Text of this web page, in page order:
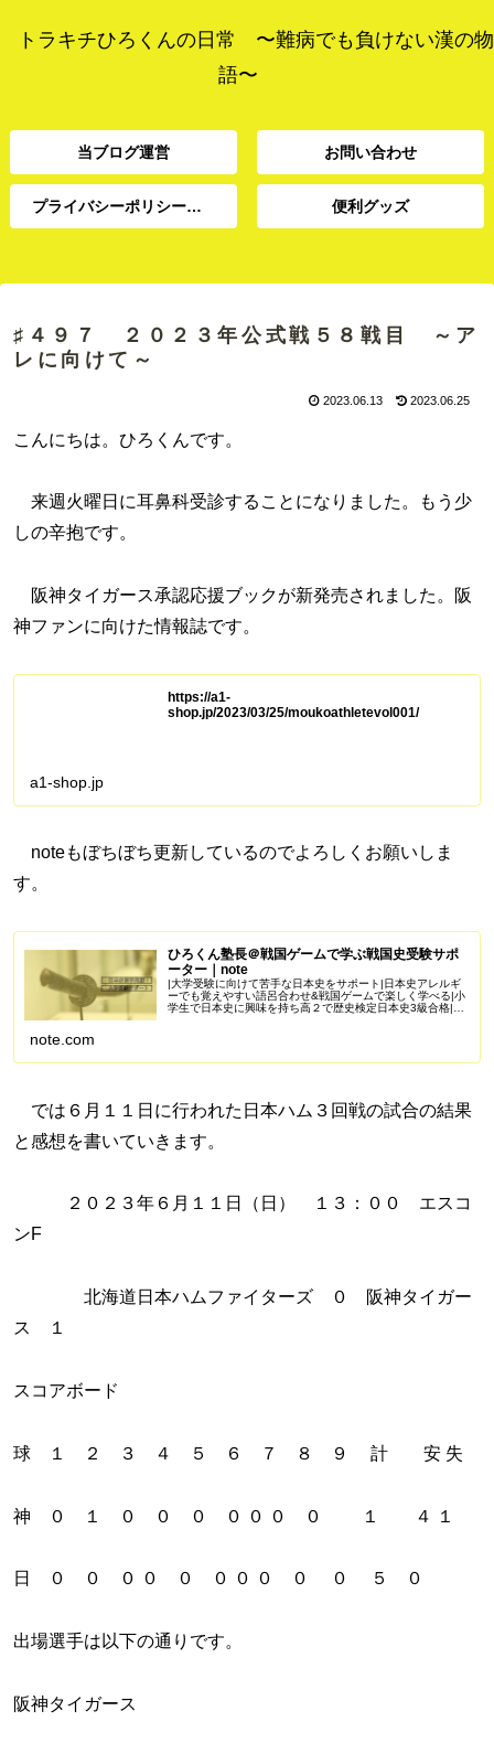
トラキチひろくんの日常 〜難病でも負けない漢の物
語〜
当ブログ運営 お問い合わせ
プライバシーポリシー、免責事項 便利グッズ
♯４９７ ２０２３年公式戦５８戦目 ～ア
レに向けて～
2023.06.13 2023.06.25
こんにちは。ひろくんです。
来週火曜日に耳鼻科受診することになりました。もう少
しの辛抱です。
阪神タイガース承認応援ブックが新発売されました。阪
神ファンに向けた情報誌です。
https://a1-
shop.jp/2023/03/25/moukoathletevol001/
a1-shop.jp
noteもぼちぼち更新しているのでよろしくお願いしま
す。
ひろくん塾長＠戦国ゲームで学ぶ戦国史受験サポ
ーター｜note
|大学受験に向けて苦手な日本史をサポート|日本史アレルギ
ーでも覚えやすい語呂合わせ&戦国ゲームで楽しく学べる|小
学生で日本史に興味を持ち高２で歴史検定日本史3級合格|苦
note.com
では６月１１日に行われた日本ハム３回戦の試合の結果
と感想を書いていきます。
２０２３年６月１１日（日） １３：００ エスコ
ンF
北海道日本ハムファイターズ ０ 阪神タイガー
ス １
スコアボード
球 １ ２ ３ ４ ５ ６ ７ ８ ９ 計 安 失
神 ０ １ ０ ０ ０ ０ ０ ０ ０ １ ４ １
日 ０ ０ ０ ０ ０ ０ ０ ０ ０ ０ ５ ０
出場選手は以下の通りです。
阪神タイガース